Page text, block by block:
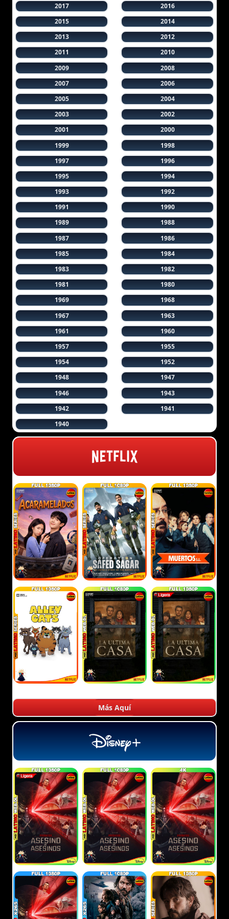
2017
2016
2015
2014
2013
2012
2011
2010
2009
2008
2007
2006
2005
2004
2003
2002
2001
2000
1999
1998
1997
1996
1995
1994
1993
1992
1991
1990
1989
1988
1987
1986
1985
1984
1983
1982
1981
1980
1969
1968
1967
1963
1961
1960
1957
1955
1954
1952
1948
1947
1946
1943
1942
1941
1940
Más Aquí